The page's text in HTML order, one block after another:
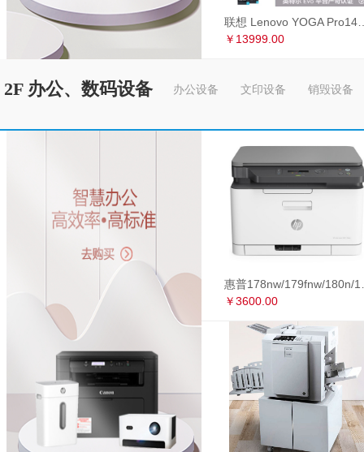
￥13999.00
2F 办公、数码设备 办公设备 文印设备 销毁设备
￥3600.00